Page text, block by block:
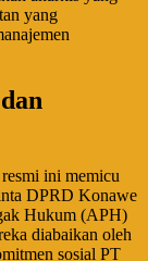
yang
ini memicu
DPRD Konawe
Hukum (APH)
diabaikan oleh
sosial PT